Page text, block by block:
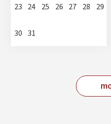
23 24 25 26 27 28 29
30 31